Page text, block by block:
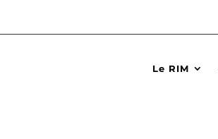
Le RIM